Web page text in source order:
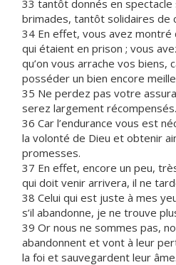
33 tantôt donnés en
brimades, tantôt solidaires de
34 En effet, vous avez montré
qui étaient en prison ; vous
qu’on vous arrache vos biens,
posséder un bien encore
35 Ne perdez pas votre
serez largement récompensés.
36 Car l’endurance vous est
la volonté de Dieu et obtenir
promesses.
37 En effet, encore un peu,
qui doit venir arrivera, il ne
38 Celui qui est juste à mes
s’il abandonne, je ne trouve
39 Or nous ne sommes pas,
abandonnent et vont à leur
la foi et sauvegardent leur âme.